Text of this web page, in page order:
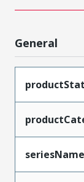
General
seriesName